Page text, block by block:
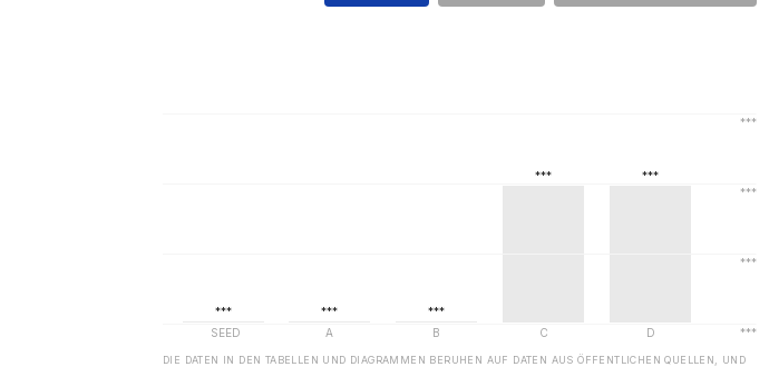
DIE DATEN IN DEN TABELLEN UND DIAGRAMMEN BERUHEN AUF DATEN AUS ÖFFENTLICHEN QUELLEN, UND